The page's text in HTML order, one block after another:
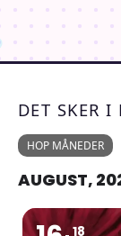
DET SKER
HOP MÅNEDER
AUGUST,
18